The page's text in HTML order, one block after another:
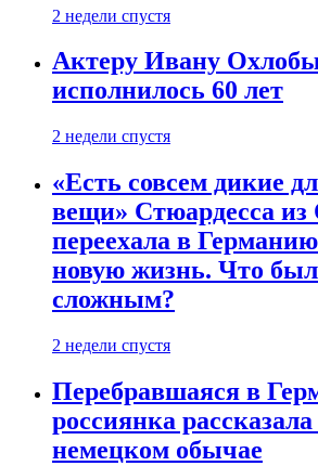
2 недели спустя
Актеру Ивану
исполнилось 60 лет
2 недели спустя
«Есть совсем дикие
вещи» Стюардесса
переехала в
новую жизнь. Что
сложным?
2 недели спустя
Перебравшаяся в
россиянка
немецком обычае